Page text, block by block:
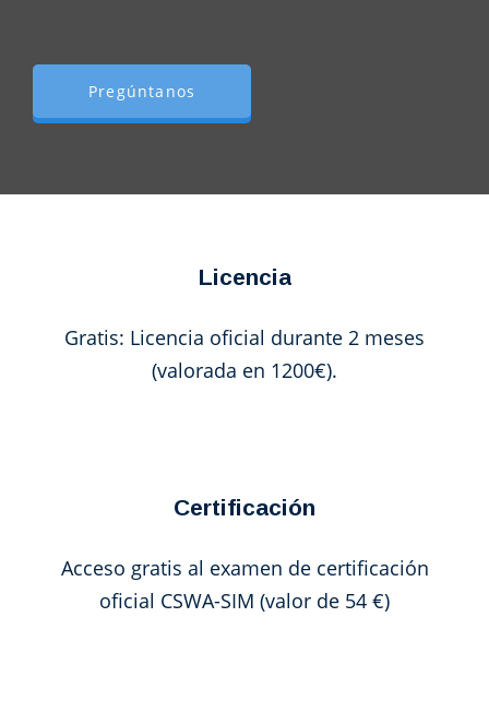
Pregúntanos
Licencia
Gratis: Licencia oficial durante 2 meses
(valorada en 1200€).
Certificación
Acceso gratis al examen de certificación
oficial CSWA-SIM (valor de 54 €)